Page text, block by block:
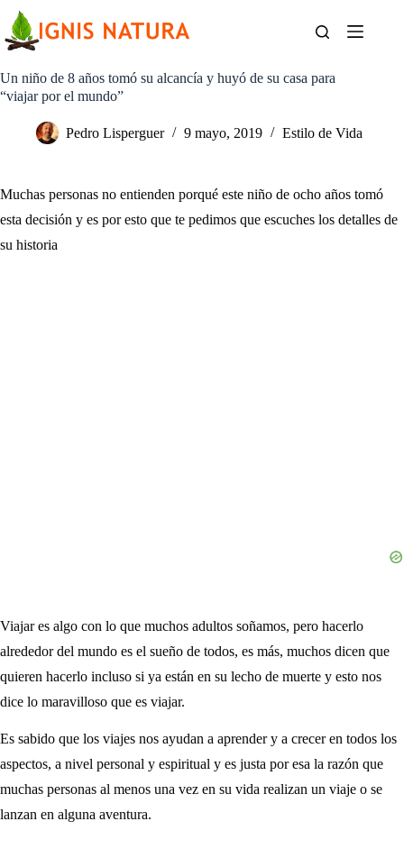
contenido
Un niño de 8 años tomó su alcancía y huyó de su casa para
“viajar por el mundo”
Pedro Lisperguer 9 mayo, 2019 Estilo de Vida
Muchas personas no entienden porqué este niño de ocho años tomó
esta decisión y es por esto que te pedimos que escuches los detalles de
su historia
Viajar es algo con lo que muchos adultos soñamos, pero hacerlo
alrededor del mundo es el sueño de todos, es más, muchos dicen que
quieren hacerlo incluso si ya están en su lecho de muerte y esto nos
dice lo maravilloso que es viajar.
Es sabido que los viajes nos ayudan a aprender y a crecer en todos los
aspectos, a nivel personal y espiritual y es justa por esa la razón que
muchas personas al menos una vez en su vida realizan un viaje o se
lanzan en alguna aventura.